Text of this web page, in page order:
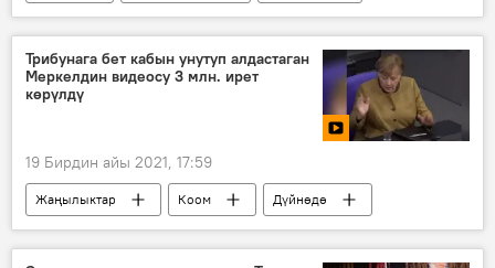
согуш
АКШ
Ханой
Хошимин
СССР
Трибунага бет кабын унутуп алдастаган
Меркелдин видеосу 3 млн. ирет
көрүлдү
19 Бирдин айы 2021, 17:59
Жаңылыктар Коом
Дүйнөдө
Видео
Мультимедиа